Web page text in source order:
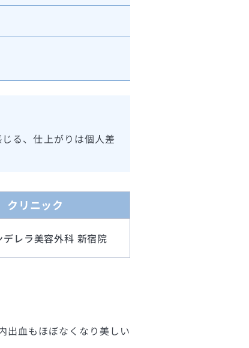
る、仕上がりは個人差
クリニック
デレラ美容外科 新宿院
出血もほぼなくなり美しい